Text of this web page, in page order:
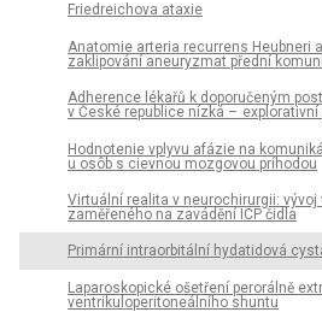
Friedreichova ataxie
Anatomie arteria recurrens Heubneri
zaklipování aneuryzmat přední
Adherence lékařů k doporučeným
v České republice nízká –
Hodnotenie vplyvu afázie na
u osôb s cievnou mozgovou príhodou
Virtuální realita v neurochirurgii:
zaměřeného na zavádění ICP čidla
Primární intraorbitální hydatidová
Laparoskopické ošetření perorálně
ventrikuloperitoneálního shuntu